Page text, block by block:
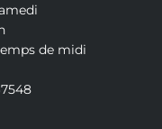
de midi